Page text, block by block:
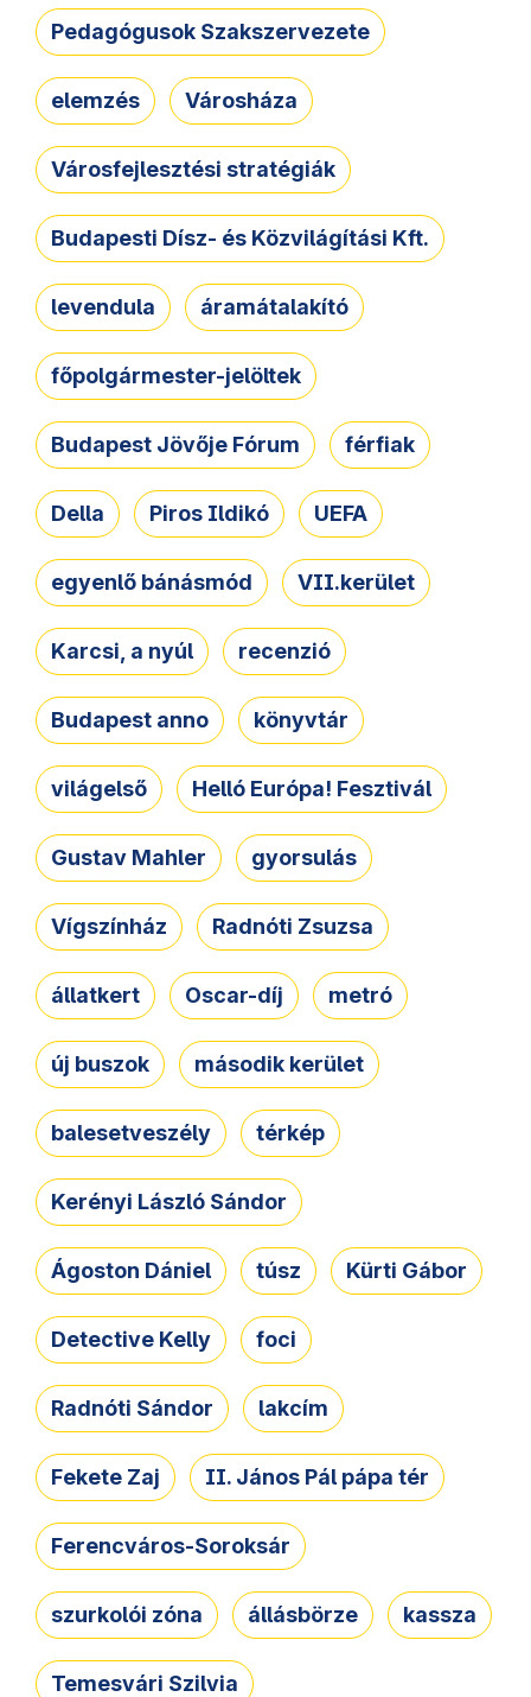
Pedagógusok Szakszervezete
elemzés Városháza
Városfejlesztési stratégiák
Budapesti Dísz- és Közvilágítási Kft.
levendula áramátalakító
főpolgármester-jelöltek
Budapest Jövője Fórum férfiak
Della Piros Ildikó UEFA
egyenlő bánásmód VII.kerület
Karcsi, a nyúl recenzió
Budapest anno könyvtár
világelső Helló Európa! Fesztivál
Gustav Mahler gyorsulás
Vígszínház Radnóti Zsuzsa
állatkert Oscar-díj metró
új buszok második kerület
balesetveszély térkép
Kerényi László Sándor
Ágoston Dániel túsz Kürti Gábor
Detective Kelly foci
Radnóti Sándor lakcím
Fekete Zaj II. János Pál pápa tér
Ferencváros-Soroksár
szurkolói zóna állásbörze kassza
Temesvári Szilvia